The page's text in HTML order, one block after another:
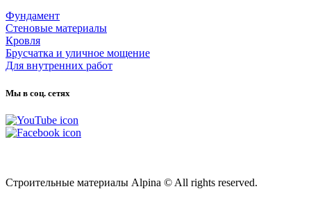
Фундамент
Стеновые материалы
Кровля
Брусчатка и уличное мощение
Для внутренних работ
Мы в соц. сетях
Строительные материалы Alpina © All rights reserved.